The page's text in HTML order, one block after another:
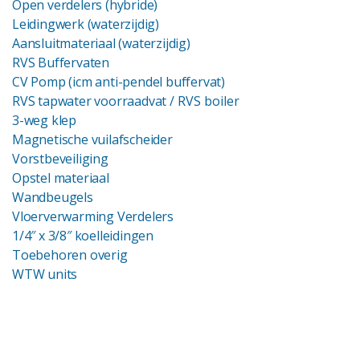
Open verdelers (hybride)
Leidingwerk (waterzijdig)
Aansluitmateriaal (waterzijdig)
RVS Buffervaten
CV Pomp (icm anti-pendel buffervat)
RVS tapwater voorraadvat/ RVS boiler
3-weg klep
Magnetische vuilafscheider
Vorstbeveiliging
Opstel materiaal
Wandbeugels
Vloerverwarming Verdelers
1/4″ x 3/8″ koelleidingen
Toebehoren overig
WTW units